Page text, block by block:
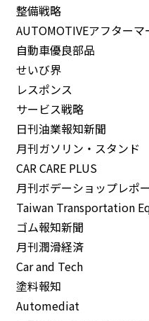
整備戦略
AUTOMOTIVEアフターマ
自動車優良部品
せいび界
レスポンス
サービス戦略
日刊油業報知新聞
月刊ガソリン・スタンド
CAR CARE PLUS
月刊ボデーショップレポ
Taiwan Transportation
ゴム報知新聞
月刊潤滑経済
Car and Tech
塗料報知
Automediat